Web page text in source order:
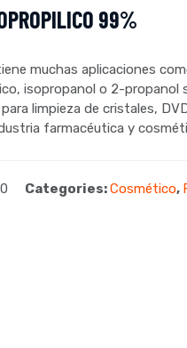
99%
muchas aplicaciones
isopropanol o 2-propanol
para limpieza de cristales,
farmacéutica y
Categories:Cosmético,